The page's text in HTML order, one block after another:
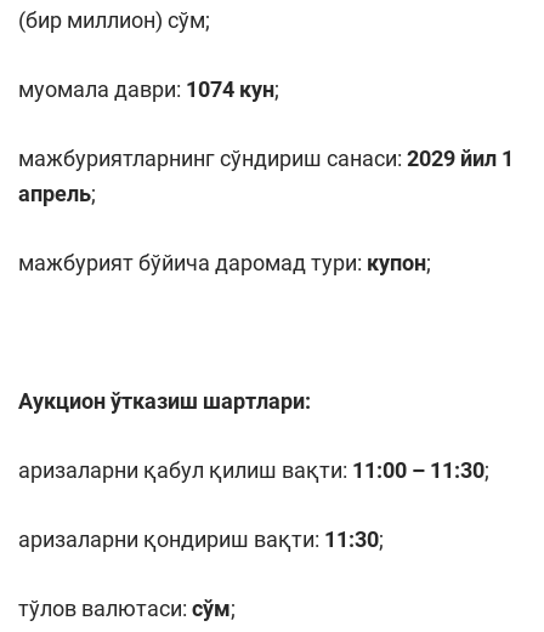
(бир миллион) сўм;
муомала даври: 1074 кун;
мажбуриятларнинг сўндириш санаси: 2029 йил 1
апрель;
мажбурият бўйича даромад тури: купон;
Аукцион ўтказиш шартлари:
аризаларни қабул қилиш вақти: 11:00 – 11:30;
аризаларни қондириш вақти: 11:30;
тўлов валютаси: сўм;